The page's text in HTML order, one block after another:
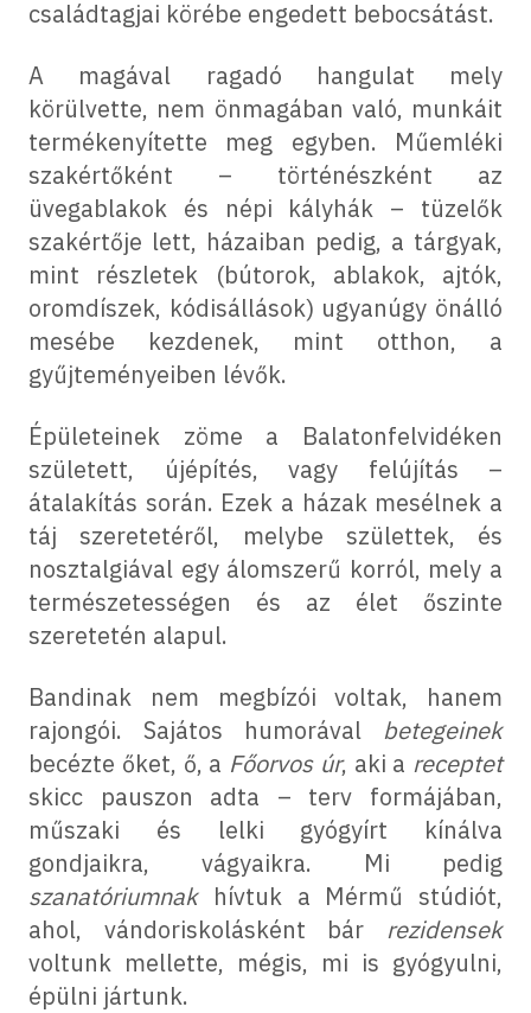
családtagjai körébe engedett bebocsátást.
A magával ragadó hangulat mely
körülvette, nem önmagában való, munkáit
termékenyítette meg egyben. Műemléki
szakértőként – történészként az
üvegablakok és népi kályhák – tüzelők
szakértője lett, házaiban pedig, a tárgyak,
mint részletek (bútorok, ablakok, ajtók,
oromdíszek, kódisállások) ugyanúgy önálló
mesébe kezdenek, mint otthon, a
gyűjteményeiben lévők.
Épületeinek zöme a Balatonfelvidéken
született, újépítés, vagy felújítás –
átalakítás során. Ezek a házak mesélnek a
táj szeretetéről, melybe születtek, és
nosztalgiával egy álomszerű korról, mely a
természetességen és az élet őszinte
szeretetén alapul.
Bandinak nem megbízói voltak, hanem
rajongói. Sajátos humorával betegeinek
becézte őket, ő, a Főorvos úr, aki a receptet
skicc pauszon adta – terv formájában,
műszaki és lelki gyógyírt kínálva
gondjaikra, vágyaikra. Mi pedig
szanatóriumnakhívtuk a Mérmű stúdiót,
ahol, vándoriskolásként bár rezidensek
voltunk mellette, mégis, mi is gyógyulni,
épülni jártunk.